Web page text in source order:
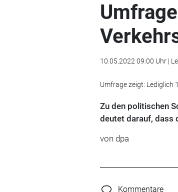
10.05.2022 09:00 Uhr |
Umfrage zeigt: Lediglich
Zu den politischen
deutet darauf, dass
von dpa
Kommentare